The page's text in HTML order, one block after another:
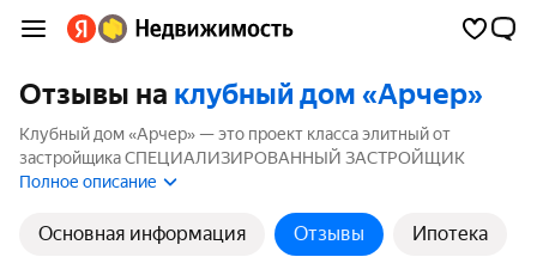
Отзывы на клубный дом «Арчер»
Клубный дом «Арчер» — это проект класса элитный от
застройщика СПЕЦИАЛИЗИРОВАННЫЙ ЗАСТРОЙЩИК
ВОЛГА, расположенный в Центральный район. Комплекс
купить квартиру в клубный дом «Арчер», ознакомьтесь с
Полное описание
Основная информация Отзывы Ипотека